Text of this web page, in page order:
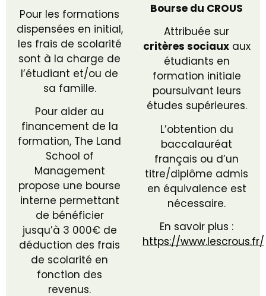
Pour les formations
dispensées en initial,
les frais de scolarité
sont à la charge de
l’étudiant et/ou de
sa famille.
Pour aider au
financement de la
formation, The Land
School of
Management
propose une bourse
interne permettant
de bénéficier
jusqu’à 3 000€ de
déduction des frais
de scolarité en
fonction des
revenus.
Bourse du CROUS
Attribuée sur
critères sociauxaux
étudiants en
formation initiale
poursuivant leurs
études supérieures.
L’obtention du
baccalauréat
français ou d’un
titre/diplôme admis
en équivalence est
nécessaire.
En savoir plus :
https://www.lescrous.fr/